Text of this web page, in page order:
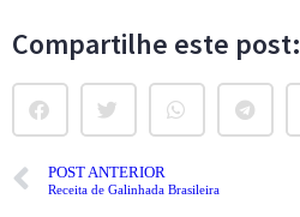
Compartilhe este post:
POST ANTERIOR
Receita de Galinhada Brasileira